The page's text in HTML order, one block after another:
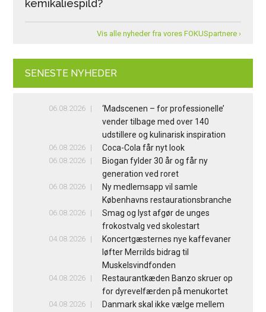
kemikaliespild?
Vis alle nyheder fra vores FOKUSpartnere ›
SENESTE NYHEDER
06.08.2026
‘Madscenen – for professionelle’
vender tilbage med over 140
udstillere og kulinarisk inspiration
06.08.2026 Coca-Cola får nyt look
06.08.2026
Biogan fylder 30 år og får ny
generation ved roret
06.08.2026
Ny medlemsapp vil samle
Københavns restaurationsbranche
06.08.2026
Smag og lyst afgør de unges
frokostvalg ved skolestart
04.08.2026
Koncertgæsternes nye kaffevaner
løfter Merrilds bidrag til
Muskelsvindfonden
04.08.2026
Restaurantkæden Banzo skruer op
for dyrevelfærden på menukortet
04.08.2026
Danmark skal ikke vælge mellem